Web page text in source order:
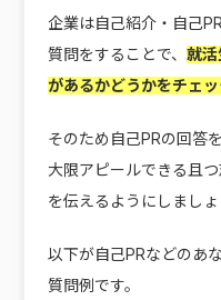
企業は自己紹介・自己
質問をすることで、 就活
があるかどうかをチェッ
そのため自己PRの回答
大限アピールできる且
を伝えるようにしましょ
以下が自己PRなどのあ
質問例です。